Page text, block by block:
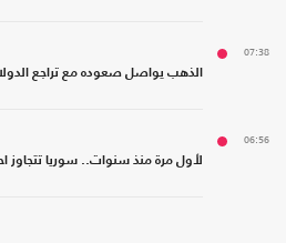
07:38
الذهب يواصل صعوده مع تراجع
06:56
لأول مرة منذ سنوات.. سوريا تتجاوز